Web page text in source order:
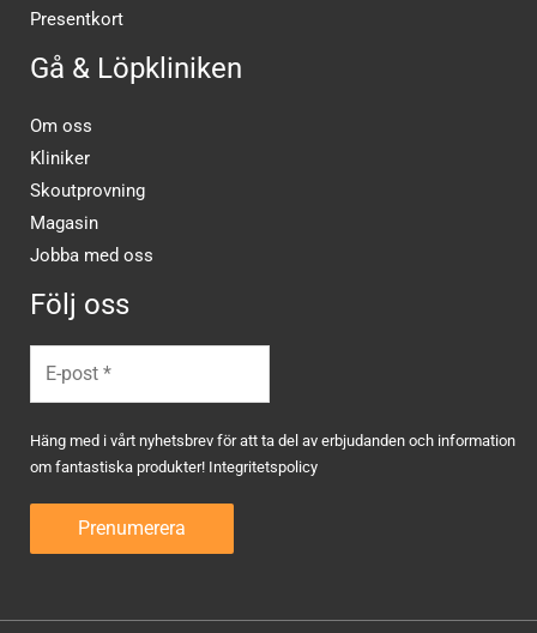
Presentkort
Gå & Löpkliniken
Om oss
Kliniker
Skoutprovning
Magasin
Jobba med oss
Följ oss
Häng med i vårt nyhetsbrev för att ta del av erbjudanden och information
om fantastiska produkter! Integritetspolicy